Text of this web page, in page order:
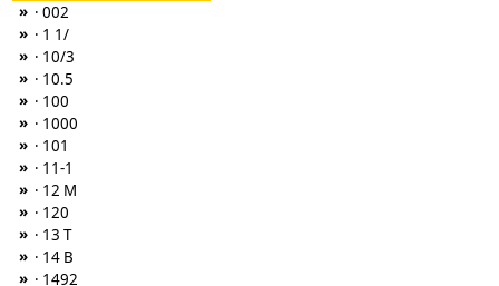
» · 002
» · 1 1/
» · 10/3
» · 10.5
» · 100
» · 1000
» · 101
» · 11-1
» · 12 M
» · 120
» · 13 T
» · 14 B
» · 1492